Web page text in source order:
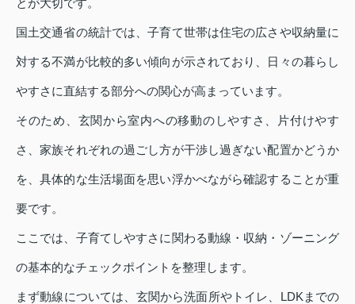
とが大切です。
国土交通省の統計では、子育て世帯は住宅の広さや収納量に
対する不満が比較的多い傾向が示されており、日々の暮らし
やすさに直結する部分への関心が高まっています。
そのため、玄関から室内への移動のしやすさ、片付けやす
さ、家族それぞれの過ごし方が干渉し過ぎない配置かどうか
を、具体的な生活場面を思い浮かべながら確認することが重
要です。
ここでは、子育てしやすさに関わる動線・収納・ゾーニング
の基本的なチェックポイントを整理します。
まず動線については、玄関から洗面所やトイレ、LDKまでの